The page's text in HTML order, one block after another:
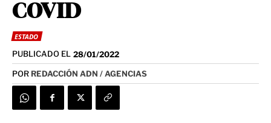
COVID
ESTADO
PUBLICADO EL 28/01/2022
POR REDACCIÓN ADN / AGENCIAS